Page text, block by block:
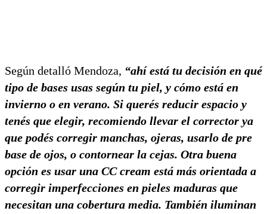
Según detalló Mendoza, “ahí está tu decisión en qué
tipo de bases usas según tu piel, y cómo está en
invierno o en verano. Si querés reducir espacio y
tenés que elegir, recomiendo llevar el corrector ya
que podés corregir manchas, ojeras, usarlo de pre
base de ojos, o contornear la cejas. Otra buena
opción es usar una CC cream está más orientada a
corregir imperfecciones en pieles maduras que
necesitan una cobertura media. También iluminan